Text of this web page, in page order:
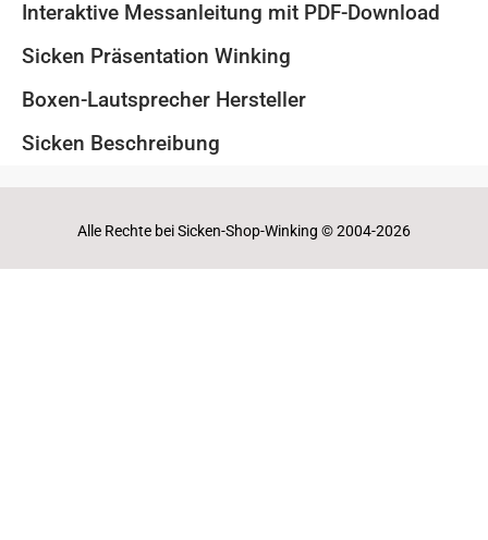
Interaktive Messanleitung mit PDF-Download
Sicken Präsentation Winking
Boxen-Lautsprecher Hersteller
Sicken Beschreibung
Alle Rechte bei Sicken-Shop-Winking © 2004-2026